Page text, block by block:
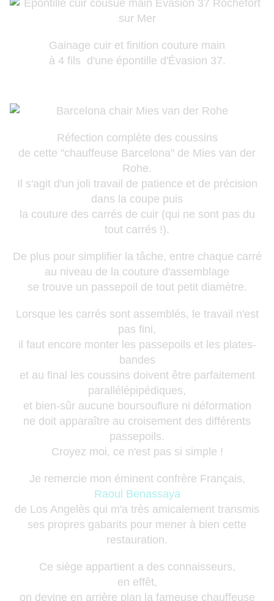
Gainage cuir et finition couture main
à 4 fils d'une épontille d'Évasion 37.
Réfection complète des coussins
de cette "chauffeuse Barcelona" de Mies van der
Rohe.
Il s'agit d'un joli travail de patience et de précision
dans la coupe puis
la couture des carrés de cuir (qui ne sont pas du
tout carrés !).
De plus pour simplifier la tâche, entre chaque carré
au niveau de la couture d'assemblage
se trouve un passepoil de tout petit diamètre.
Lorsque les carrés sont assemblés, le travail n'est
pas fini,
il faut encore monter les passepoils et les plates-
bandes
et au final les coussins doivent être parfaitement
parallélépipédiques,
et bien-sûr aucune boursouflure ni déformation
ne doit apparaître au croisement des différents
passepoils.
Croyez moi, ce n'est pas si simple !
Je remercie mon éminent confrère Français,
Raoul Benassaya
de Los Angelès qui m'a très amicalement transmis
ses propres gabarits pour mener à bien cette
restauration.
Ce siège appartient a des connaisseurs,
en effêt,
on devine en arrière plan la fameuse chauffeuse